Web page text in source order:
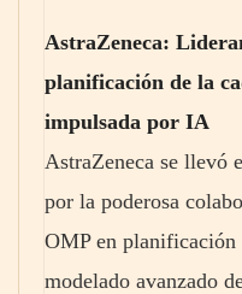
AstraZeneca:
planificación de la
impulsada por IA
AstraZeneca se llevó
por la poderosa
OMP en
modelado avanzado